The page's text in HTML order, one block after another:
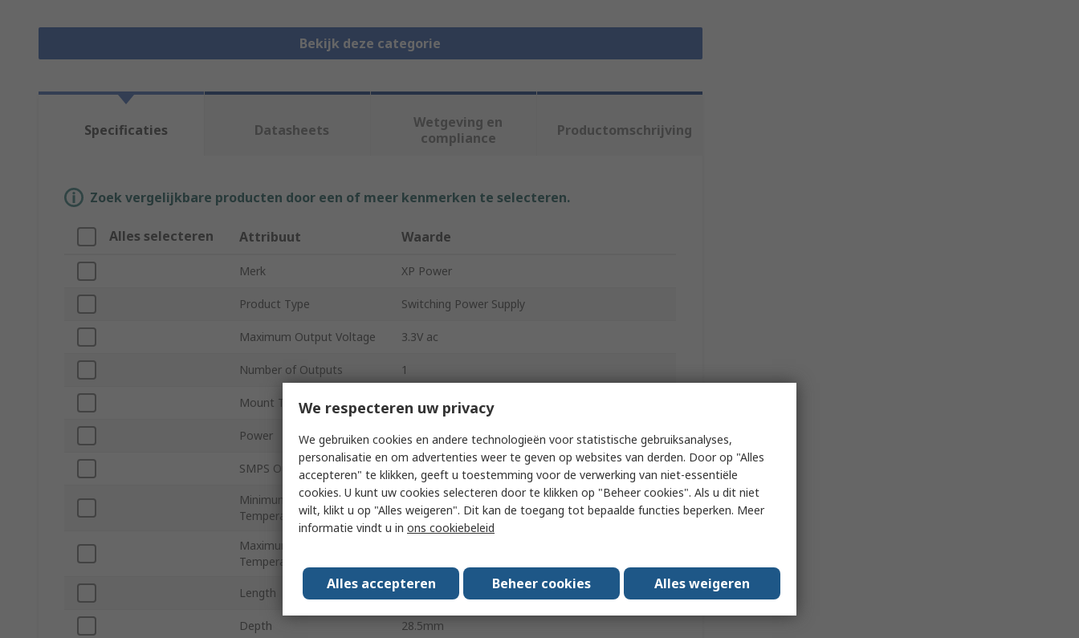
Bekijk deze categorie
Specificaties Datasheets
Wetgeving en
compliance
Productomschrijving
Zoek vergelijkbare producten door een of meer kenmerken te selecteren.
Alles selecteren Attribuut Waarde
Merk XP Power
Product Type Switching Power Supply
Maximum Output Voltage 3.3V ac
Number of Outputs 1
Mount Type PCB
Power 30W
SMPS Output Current
Minimum Operating
Temperature
-25°C
Maximum Operating
Temperature
Length 87.9mm
Depth 28.5mm
We respecteren uw privacy
We gebruiken cookies en andere technologieën voor statistische gebruiksanalyses,
personalisatie en om advertenties weer te geven op websites van derden. Door op "Alles
accepteren" te klikken, geeft u toestemming voor de verwerking van niet-essentiële
cookies. U kunt uw cookies selecteren door te klikken op "Beheer cookies". Als u dit niet
wilt, klikt u op "Alles weigeren". Dit kan de toegang tot bepaalde functies beperken. Meer
informatie vindt u in ons cookiebeleid
Alles accepteren Beheer cookies Alles weigeren